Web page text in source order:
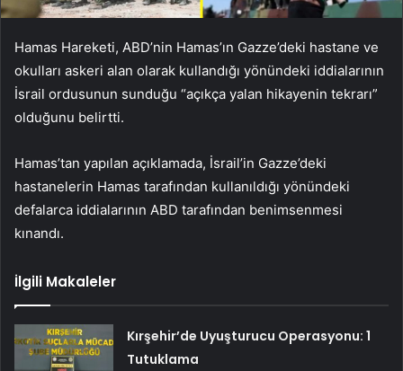
Hamas Hareketi, ABD’nin Hamas’ın Gazze’deki hastane ve
okulları askeri alan olarak kullandığı yönündeki iddialarının
İsrail ordusunun sunduğu “açıkça yalan hikayenin tekrarı”
olduğunu belirtti.
Hamas’tan yapılan açıklamada, İsrail’in Gazze’deki
hastanelerin Hamas tarafından kullanıldığı yönündeki
defalarca iddialarının ABD tarafından benimsenmesi
kınandı.
İlgili Makaleler
Kırşehir’de Uyuşturucu Operasyonu: 1
Tutuklama